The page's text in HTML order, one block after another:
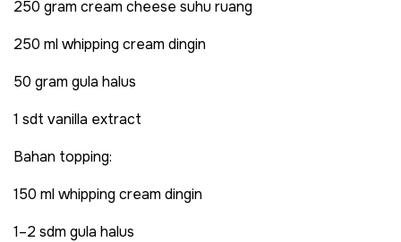
250 gram cream cheese suhu ruang
250 ml whipping cream dingin
50 gram gula halus
1 sdt vanilla extract
Bahan topping:
150 ml whipping cream dingin
1–2 sdm gula halus